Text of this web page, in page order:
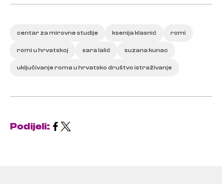
centar za mirovne studije ksenija klasnić romi
romi u hrvatskoj sara lalić suzana kunac
uključivanje roma u hrvatsko društvo istraživanje
Podijeli: